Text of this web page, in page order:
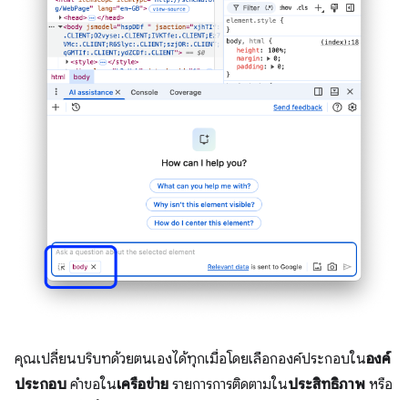
คุณเปลี่ยนบริบทด้วยตนเองได้ทุกเมื่อโดยเลือกองค์ประกอบในองค์
ประกอบ คำขอในเครือข่าย รายการการติดตามในประสิทธิภาพ หรือ